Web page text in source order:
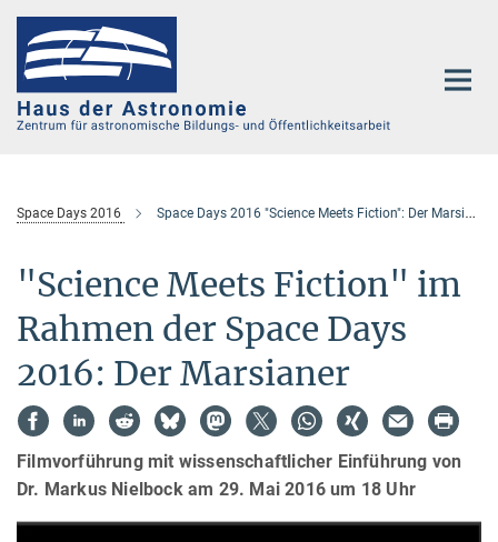
Hauptinhalt
Space Days 2016 Space Days 2016 "Science Meets Fiction": Der Marsianer
"Science Meets Fiction" im
Rahmen der Space Days
2016: Der Marsianer
Filmvorführung mit wissenschaftlicher Einführung von
Dr. Markus Nielbock am 29. Mai 2016 um 18 Uhr